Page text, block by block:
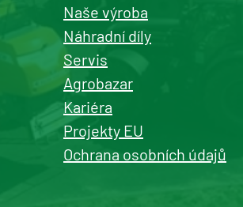
Naše výroba
Náhradní díly
Servis
Agrobazar
Kariéra
Projekty EU
Ochrana osobních údajů